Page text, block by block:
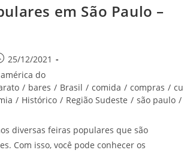
em São Paulo –
25/12/2021
américa do
/ bares / Brasil / comida / compras /
/ Histórico / Região Sudeste / são paulo /
diversas feiras populares que são
Com isso, você pode conhecer os